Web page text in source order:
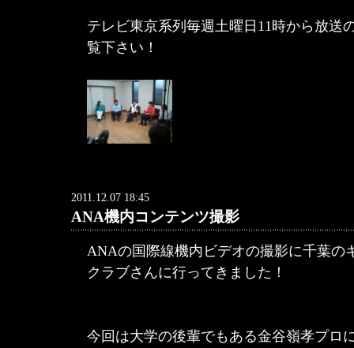
テレビ東京系列毎週土曜日11時から放送
覧下さい！
2011.12.07 18:45
ANA機内コンテンツ撮影
ANAの国際線機内ビデオの撮影に千葉の
クラブさんに行ってきました！
今回は大学の後輩でもある金谷嶺孝プロ